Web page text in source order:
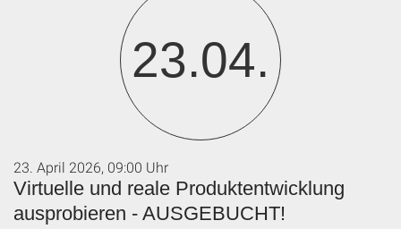
23.04.
Virtuelle und reale Produktentwicklung
ausprobieren - AUSGEBUCHT!
23. April 2026, 09:00 Uhr